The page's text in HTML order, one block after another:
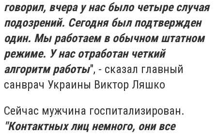
говорил, вчера у нас было четыре случая
подозрений. Сегодня был подтвержден
один. Мы работаем в обычном штатном
режиме. У нас отработан четкий
алгоритм работы", - сказал главный
санврач Украины Виктор Ляшко
Сейчас мужчина госпитализирован.
"Контактных лиц немного, они все